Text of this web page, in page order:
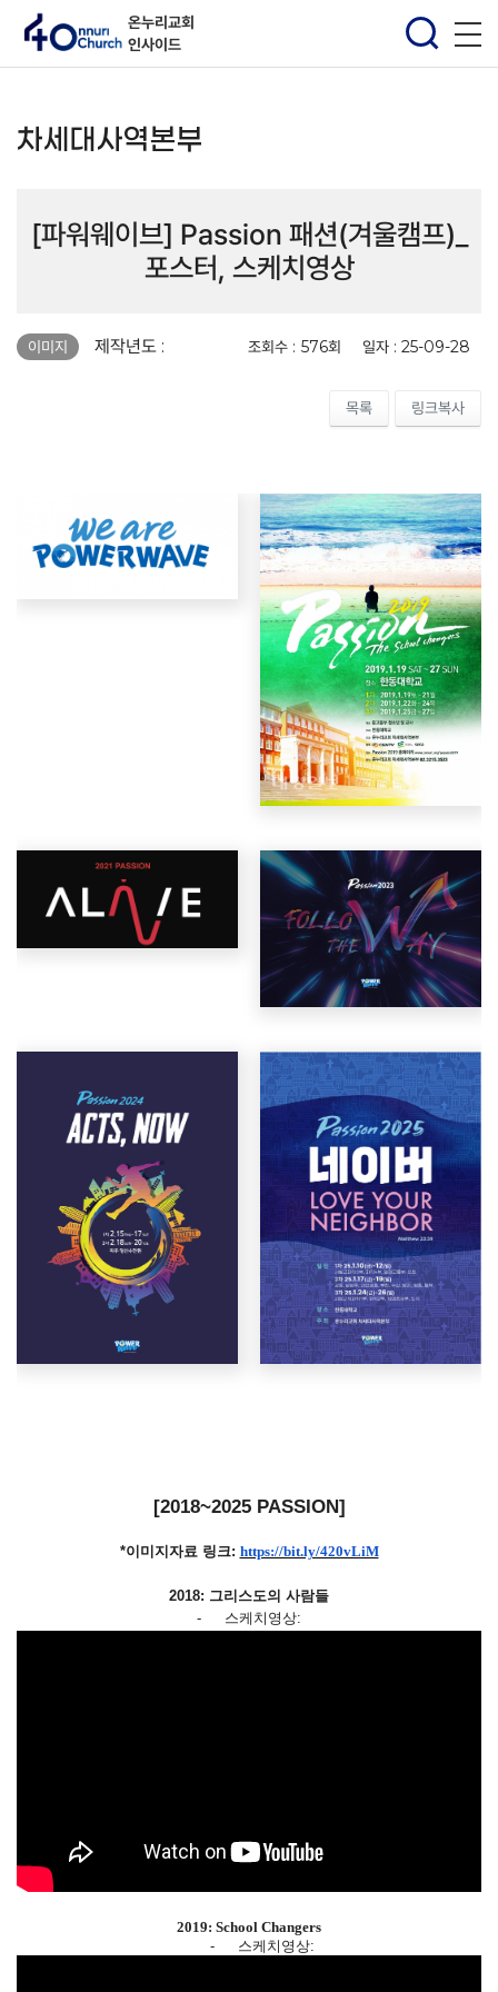
온누리교회
인사이드
차세대사역본부
[파워웨이브] Passion 패션(겨울캠프)_
포스터, 스케치영상
이미지 제작년도 : 조회수 : 576회 일자 : 25-09-28
목록 링크복사
[2018~2025 PASSION]
*이미지자료 링크: https://bit.ly/420vLiM
2018: 그리스도의 사람들
-
스케치영상:
2019: School Changers
-
스케치영상: